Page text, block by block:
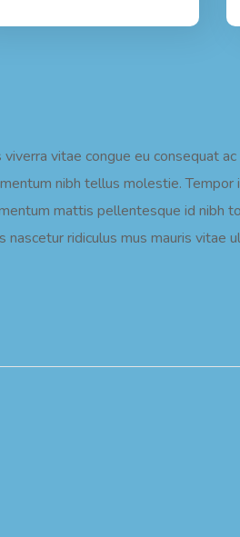
vitae congue eu consequat
nibh tellus molestie.
mattis pellentesque id nibh
ridiculus mus mauris vitae